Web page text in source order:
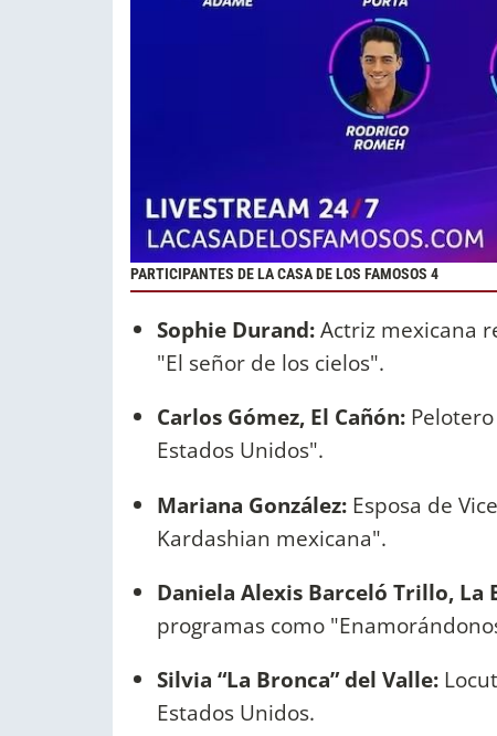
PARTICIPANTES DE LA CASA DE LOS FAMOSOS 4
Sophie Durand:Actriz mexicana
"El señor de los cielos".
Carlos Gómez, El Cañón:
Estados Unidos".
Mariana González: Esposa de
Kardashian mexicana".
Daniela Alexis Barceló Trillo, La
programas como
Silvia “La Bronca” del Valle:
Estados Unidos.